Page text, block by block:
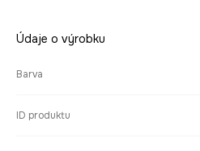
Údaje o výrobku
Barva
ID produktu